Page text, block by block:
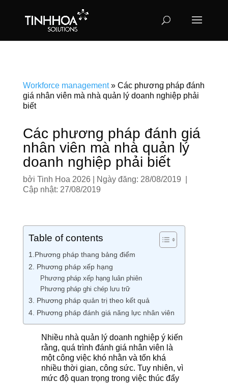
Workforce management» Các phương pháp đánh
giá nhân viên mà nhà quản lý doanh nghiệp phải
biết
Các phương pháp đánh giá
nhân viên mà nhà quản lý
doanh nghiệp phải biết
bởi Tinh Hoa 2026
Ngày đăng: 28/08/2019 |
Cập nhật: 27/08/2019
Table of contents
1.Phương pháp thang bảng điểm
2. Phương pháp xếp hạng
Phương pháp xếp hạng luân phiên
Phương pháp ghi chép lưu trữ
3. Phương pháp quản trị theo kết quả
4. Phương pháp đánh giá năng lực nhân viên
Nhiều nhà quản lý doanh nghiệp ý kiến
rằng, quá trình đánh giá nhân viên là
một công việc khó nhằn và tốn khá
nhiều thời gian, công sức. Tuy nhiên, vì
mức độ quan trọng trong việc thúc đẩy